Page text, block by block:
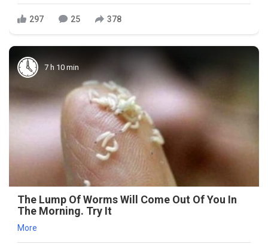
297 25 378
7 h 10 min
The Lump Of Worms Will Come Out Of You In
The Morning. Try It
More